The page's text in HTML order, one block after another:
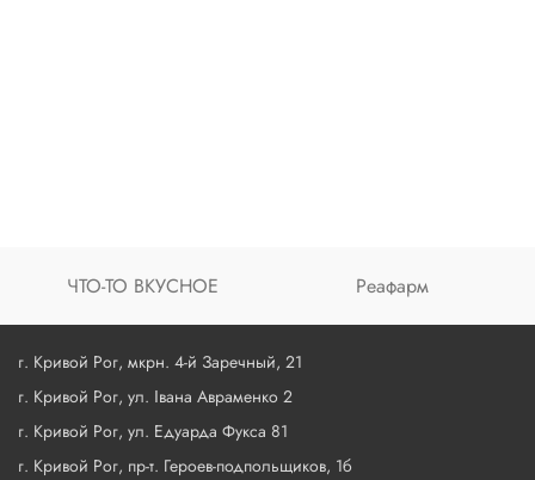
ЧТО-ТО ВКУСНОЕ Реафарм
г. Кривой Рог, мкрн. 4-й Заречный, 21
г. Кривой Рог, ул. Івана Авраменко 2
г. Кривой Рог, ул. Едуарда Фукса 81
г. Кривой Рог, пр-т. Героев-подпольщиков, 1б